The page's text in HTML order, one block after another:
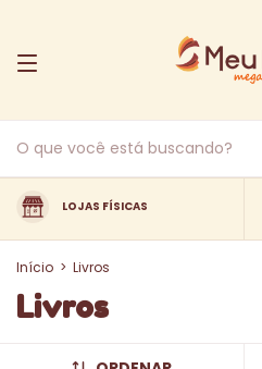
LOJAS FÍSICAS
Início > Livros
Livros